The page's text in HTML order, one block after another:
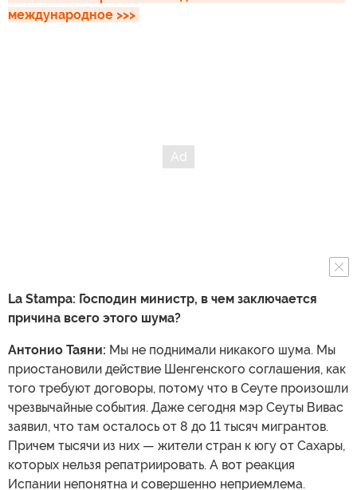
международное >>>
La Stampa: Господин министр, в чем заключается
причина всего этого шума?
Антонио Таяни: Мы не поднимали никакого шума. Мы
приостановили действие Шенгенского соглашения, как
того требуют договоры, потому что в Сеуте произошли
чрезвычайные события. Даже сегодня мэр Сеуты Вивас
заявил, что там осталось от 8 до 11 тысяч мигрантов.
Причем тысячи из них — жители стран к югу от Сахары,
которых нельзя репатриировать. А вот реакция
Испании непонятна и совершенно неприемлема.